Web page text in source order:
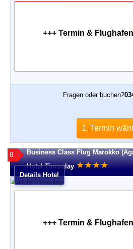
+++ Termin & Flughafen
Fragen oder buchen?
1. Termin
8.
Business Class Flug Marokko
Hotel Timoulay ★★★★
Details Hotel
+++ Termin & Flughafen